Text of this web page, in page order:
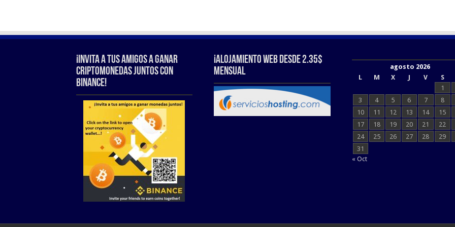
¡Invita a tus amigos a ganar
criptomonedas juntos con
Binance!
¡Alojamiento web Desde 2.35$
Mensual
agosto 2026
L
M X J V S
1
3
4 5 6 7 8
10
11 12 13 14 15
17
18 19 20 21 22
24
25 26 27 28 29
31
« Oct